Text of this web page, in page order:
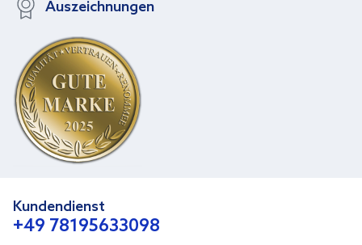
Auszeichnungen
Kundendienst
+49 78195633098